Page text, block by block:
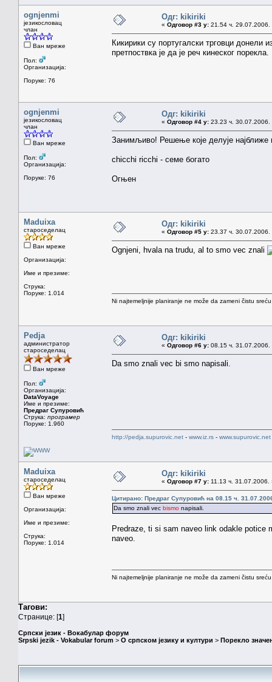
ognjenmi
језикословац
члан
Ван мреже
Пол:
Организација:
Поруке: 76
Одг: kikiriki
« Одговор #3 у: 21.54 ч. 29.07.2006.
Кикирики су португалски трговци донели
претпоствка је да је реч кинеског
ognjenmi
језикословац
члан
Ван мреже
Пол:
Организација:
Поруке: 76
Одг: kikiriki
« Одговор #4 у: 23.23 ч. 30.07.2006.
Занимљиво! Решење које делује најближе
chicchi ricchi - семе богато
Огњен
Maduixa
староседелац
Ван мреже
Организација:
Име и презиме:
Струка:
Поруке: 1.014
Одг: kikiriki
« Одговор #5 у: 23.37 ч. 30.07.2006.
Ognjeni, hvala na trudu, al to smo vec znali
Ni najtemeljnije planiranje ne može da zameni čistu
Pedja
администратор
староседелац
Ван мреже
Пол:
Организација:
DataVoyage
Име и презиме:
Предраг Супуровић
Струка: програмер
Поруке: 1.960
Одг: kikiriki
« Одговор #6 у: 08.15 ч. 31.07.2006.
Da smo znali vec bi smo napisali.
http://pedja.supurovic.net - www.iz.rs - www.supurovic.net
Maduixa
староседелац
Ван мреже
Организација:
Име и презиме:
Струка:
Поруке: 1.014
Одг: kikiriki
« Одговор #7 у: 11.13 ч. 31.07.2006.
Цитирано: Предраг Супуровић на 08.15 ч.
Da smo znali vec bismo napisali.
Predraze, ti si sam naveo link odakle potice
naveo.
Ni najtemeljnije planiranje ne može da zameni čistu
Тагови:
Странице: [1]
Српски језик - Вокабулар форум
Srpski jezik - Vokabular forum > О српском језику и култури > Порекло